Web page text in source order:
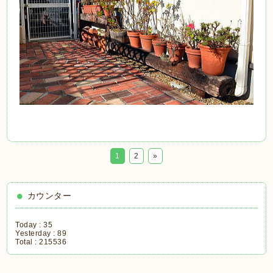
1 2 »
カウンター
Today :35
Yesterday :89
Total :215536